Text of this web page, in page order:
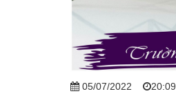
05/07/2022 20:09